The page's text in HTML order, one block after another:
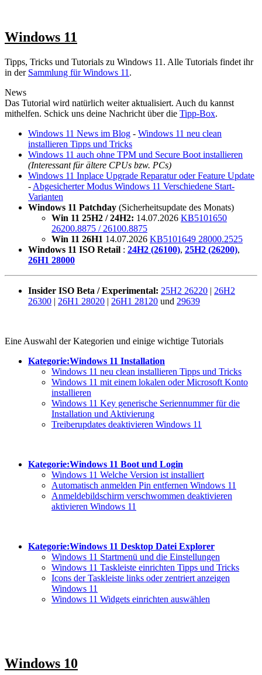
Windows 11
Tipps, Tricks und Tutorials zu Windows 11. Alle Tutorials findet ihr
in der Sammlung für Windows 11 .
News
Das Tutorial wird natürlich weiter aktualisiert. Auch du kannst
mithelfen. Schick uns deine Nachricht über die Tipp-Box.
Windows 11 News im Blog - Windows 11 neu clean
installieren Tipps und Tricks
Windows 11 auch ohne TPM und Secure Boot installieren
(Interessant für ältere CPUs bzw. PCs)
Windows 11 Inplace Upgrade Reparatur oder Feature Update
- Abgesicherter Modus Windows 11 Verschiedene Start-
Varianten
Windows 11 Patchday (Sicherheitsupdate des Monats)
Win 11 25H2 / 24H2: 14.07.2026 KB5101650
26200.8875 / 26100.8875
Win 11 26H1 14.07.2026 KB5101649 28000.2525
Windows 11 ISO Retail : 24H2 (26100), 25H2 (26200),
26H1 28000
Insider ISO Beta / Experimental: 25H2 26220 | 26H2
26300 | 26H1 28020 | 26H1 28120 und 29639
Eine Auswahl der Kategorien und einige wichtige Tutorials
Kategorie:Windows 11 Installation
Windows 11 neu clean installieren Tipps und Tricks
Windows 11 mit einem lokalen oder Microsoft Konto
installieren
Windows 11 Key generische Seriennummer für die
Installation und Aktivierung
Treiberupdates deaktivieren Windows 11
Kategorie:Windows 11 Boot und Login
Windows 11 Welche Version ist installiert
Automatisch anmelden Pin entfernen Windows 11
Anmeldebildschirm verschwommen deaktivieren
aktivieren Windows 11
Kategorie:Windows 11 Desktop Datei Explorer
Windows 11 Startmenü und die Einstellungen
Windows 11 Taskleiste einrichten Tipps und Tricks
Icons der Taskleiste links oder zentriert anzeigen
Windows 11
Windows 11 Widgets einrichten auswählen
Windows 10